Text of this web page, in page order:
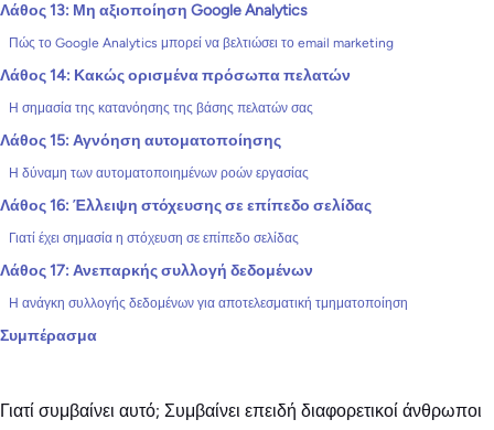
Λάθος 13: Μη αξιοποίηση Google Analytics
Πώς το Google Analytics μπορεί να βελτιώσει το email marketing
Λάθος 14: Κακώς ορισμένα πρόσωπα πελατών
Η σημασία της κατανόησης της βάσης πελατών σας
Λάθος 15: Αγνόηση αυτοματοποίησης
Η δύναμη των αυτοματοποιημένων ροών εργασίας
Λάθος 16: Έλλειψη στόχευσης σε επίπεδο σελίδας
Γιατί έχει σημασία η στόχευση σε επίπεδο σελίδας
Λάθος 17: Ανεπαρκής συλλογή δεδομένων
Η ανάγκη συλλογής δεδομένων για αποτελεσματική τμηματοποίηση
Συμπέρασμα
Γιατί συμβαίνει αυτό; Συμβαίνει επειδή διαφορετικοί άνθρωποι